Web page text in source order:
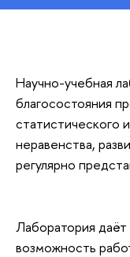
Научно-учебная
благосостояния
статистического
неравенства,
регулярно
Лаборатория
возможность